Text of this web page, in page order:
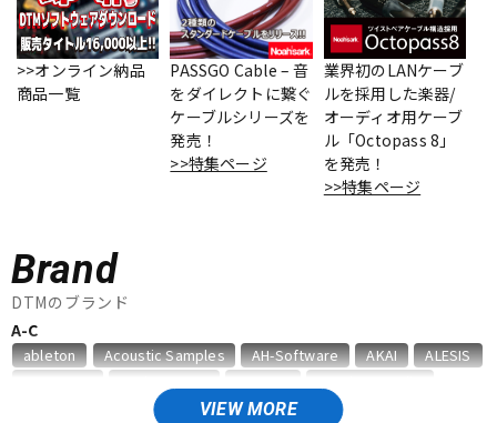
ベース ウクレレ
パーカッション
管楽器
アンプ エフェクター
>>オンライン納品
商品一覧
PASSGO Cable – 音
をダイレクトに繋ぐ
ケーブルシリーズを
発売！
>>特集ページ
業界初のLANケーブ
ルを採用した楽器/
オーディオ用ケーブ
ル「Octopass 8」
を発売！
>>特集ページ
Brand
DTMのブランド
VIEW MORE
A-C
ableton Acoustic Samples AH-Software AKAI
ALESIS
Artiphon ARTRIG Arturia